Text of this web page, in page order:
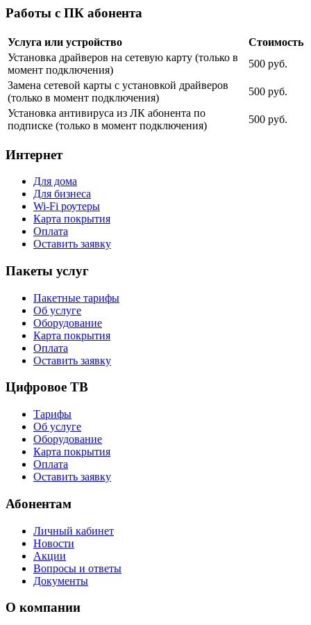
Работы с ПК абонента
Услуга или устройство
Стоимость
Установка драйверов на сетевую карту (только в
момент подключения)
500 руб.
Замена сетевой карты с установкой драйверов
(только в момент подключения)
500 руб.
Установка антивируса из ЛК абонента по
подписке (только в момент подключения)
500 руб.
Интернет
Для дома
Для бизнеса
Wi-Fi роутеры
Карта покрытия
Оплата
Оставить заявку
Пакеты услуг
Пакетные тарифы
Об услуге
Оборудование
Карта покрытия
Оплата
Оставить заявку
Цифровое ТВ
Тарифы
Об услуге
Оборудование
Карта покрытия
Оплата
Оставить заявку
Абонентам
Личный кабинет
Новости
Акции
Вопросы и ответы
Документы
О компании